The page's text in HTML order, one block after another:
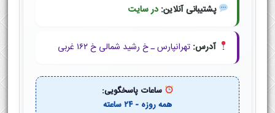
پشتیبانی آنلاین: در سایت
آدرس: تهرانپارس ـ خ رشید شمالی خ ۱۶۲ غربی
ساعات پاسخگویی:
همه روزه - ۲۴ ساعته